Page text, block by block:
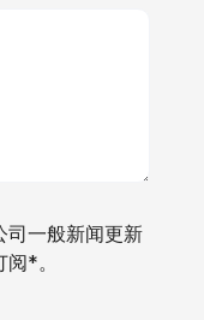
司一般新闻更新
*。